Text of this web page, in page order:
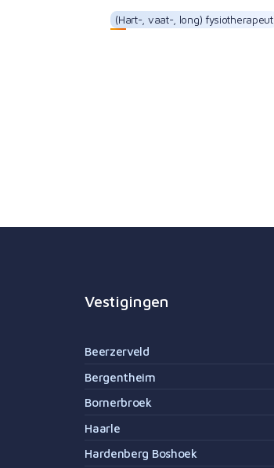
(Hart-, vaat-, long) fysiotherapeut
Vestigingen
Beerzerveld
Bergentheim
Bornerbroek
Haarle
Hardenberg Boshoek